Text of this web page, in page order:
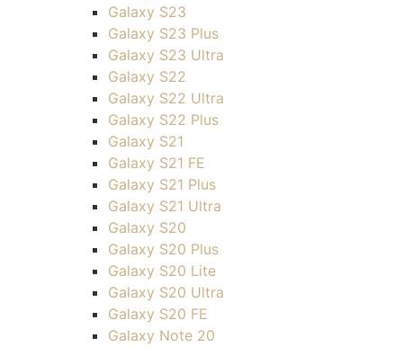
Galaxy S23
Galaxy S23 Plus
Galaxy S23 Ultra
Galaxy S22
Galaxy S22 Ultra
Galaxy S22 Plus
Galaxy S21
Galaxy S21 FE
Galaxy S21 Plus
Galaxy S21 Ultra
Galaxy S20
Galaxy S20 Plus
Galaxy S20 Lite
Galaxy S20 Ultra
Galaxy S20 FE
Galaxy Note 20